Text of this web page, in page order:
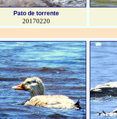
Pato de torrente
20170220